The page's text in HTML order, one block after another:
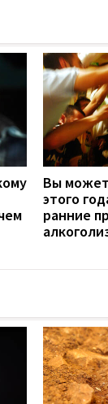
Вы
этого
ранние